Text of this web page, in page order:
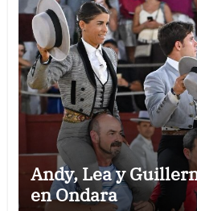
Andy, Lea y
en Ondara